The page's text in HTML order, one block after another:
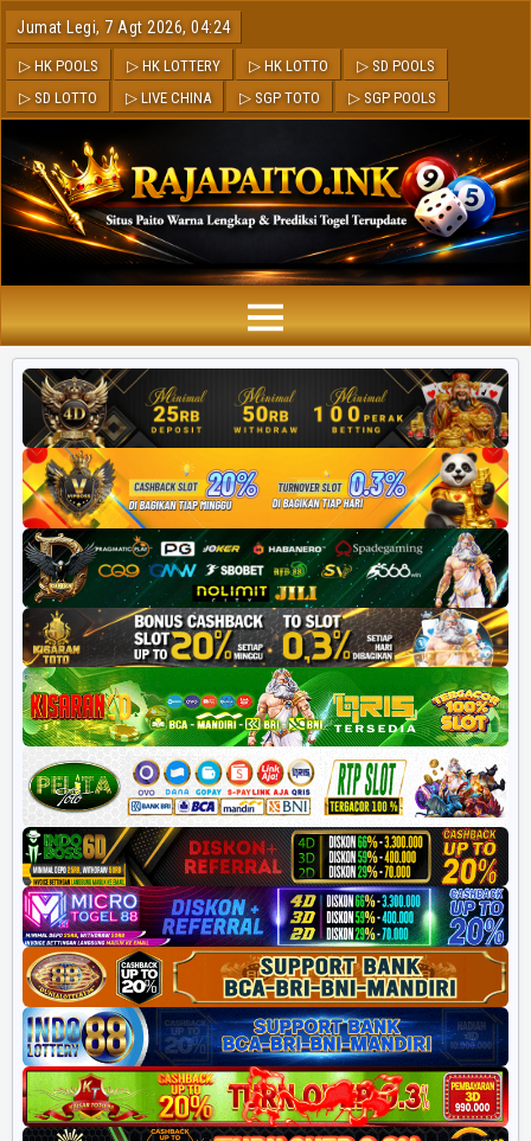
Jumat Legi, 7 Agt 2026, 04:24
▷ HK POOLS ▷ HK LOTTERY ▷ HK LOTTO
▷ SD POOLS
▷ SD LOTTO
▷ LIVE CHINA ▷ SGP TOTO ▷ SGP POOLS